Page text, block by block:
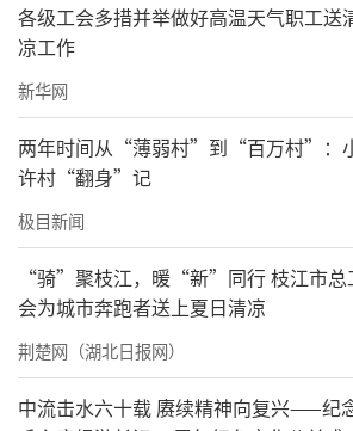
9月27日晚，昆山奥体中心体，
友牵着球员的手穿过球员通道，
接受全场球迷的欢迎与喝彩，
得大量关注，感动了很多网友。
“感谢乡村儿童操场，给了孩子
界的窗口。”娜甫希望，通过
让孩子们知道，原来操场可以这
舞台也一样。
让每一笔订单更有温度，5年
各级工会多措并举做好高温天气职工送
凉工作
新华网
两年时间从“薄弱村”到“百万村”：
许村“翻身”记
极目新闻
“骑”聚枝江，暖“新”同行 枝江市总
会为城市奔跑者送上夏日清凉
荆楚网（湖北日报网）
中流击水六十载 赓续精神向复兴——纪